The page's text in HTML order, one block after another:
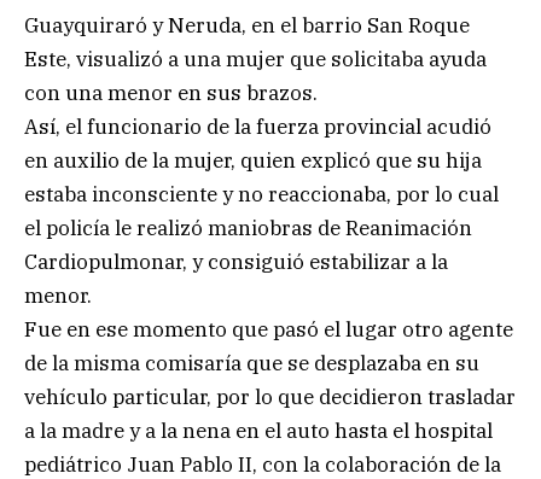
Guayquiraró y Neruda, en el barrio San Roque
Este, visualizó a una mujer que solicitaba ayuda
con una menor en sus brazos.
Así, el funcionario de la fuerza provincial acudió
en auxilio de la mujer, quien explicó que su hija
estaba inconsciente y no reaccionaba, por lo cual
el policía le realizó maniobras de Reanimación
Cardiopulmonar, y consiguió estabilizar a la
menor.
Fue en ese momento que pasó el lugar otro agente
de la misma comisaría que se desplazaba en su
vehículo particular, por lo que decidieron trasladar
a la madre y a la nena en el auto hasta el hospital
pediátrico Juan Pablo II, con la colaboración de la